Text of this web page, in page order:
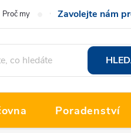
Proč my O nás Hodnocení
Poradenství